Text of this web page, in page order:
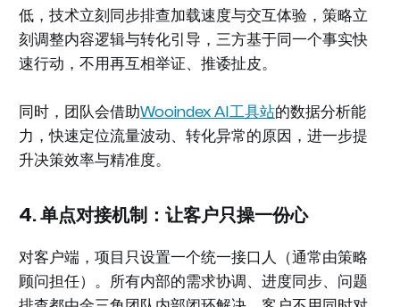
低，技术立刻同步排查加载速度与交互体验，策略立
刻调整内容逻辑与转化引导，三方基于同一个事实快
速行动，不用再互相举证、推诿扯皮。
同时，团队会借助Wooindex AI工具站的数据分析能
力，快速定位流量波动、转化异常的原因，进一步提
升决策效率与精准度。
4. 单点对接机制：让客户只操一份心
对客户端，项目只设置一个统一接口人（通常由策略
顾问担任）。所有内部的需求协调、进度同步、问题